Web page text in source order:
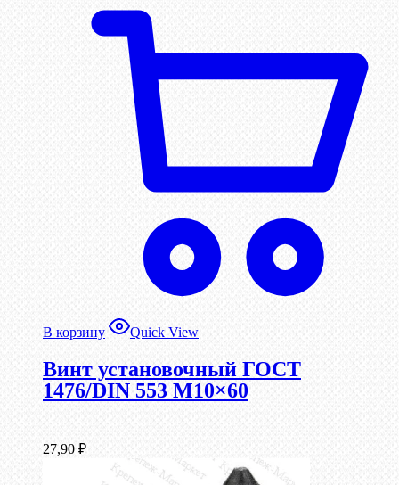
В корзину Quick View
Винт установочный ГОСТ
1476/DIN 553 М10×60
27,90 ₽